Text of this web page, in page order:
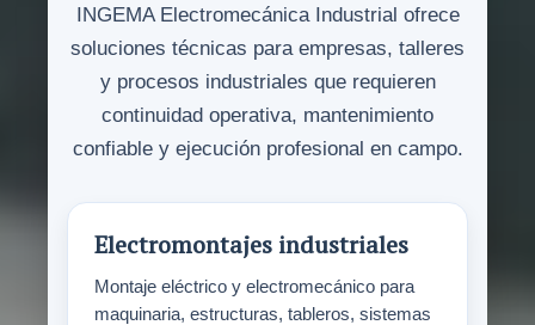
INGEMA Electromecánica Industrial ofrece
soluciones técnicas para empresas, talleres
y procesos industriales que requieren
continuidad operativa, mantenimiento
confiable y ejecución profesional en campo.
Electromontajes industriales
Montaje eléctrico y electromecánico para
maquinaria, estructuras, tableros, sistemas